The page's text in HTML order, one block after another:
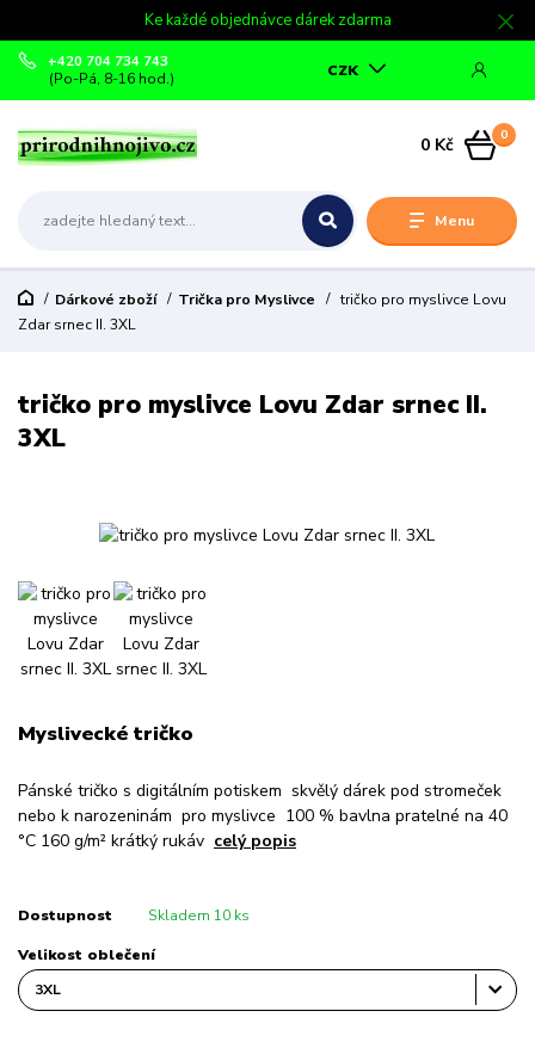
Ke každé objednávce dárek zdarma
Menu
CZK
+420 704 734 743
(Po-Pá, 8-16 hod.)
0
0 Kč
Dárkové zboží Trička pro Myslivce
tričko pro myslivce Lovu
Zdar srnec II. 3XL
tričko pro myslivce Lovu Zdar srnec II.
3XL
Myslivecké tričko
Pánské tričko s digitálním potiskem skvělý dárek pod stromeček
nebo k narozeninám pro myslivce 100 % bavlna pratelné na 40
°C 160 g/m² krátký rukáv celý popis
Dostupnost Skladem 10 ks
Velikost oblečení